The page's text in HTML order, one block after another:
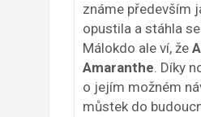
známe především
opustila a stáhla
Málokdo ale ví, že
Amaranthe. Díky
o jejím možném
můstek do